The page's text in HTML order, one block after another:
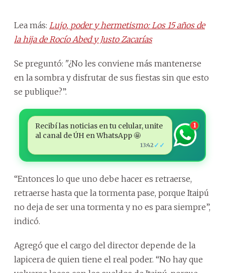
Lea más: Lujo, poder y hermetismo: Los 15 años de
la hija de Rocío Abed y Justo Zacarías
Se preguntó: "¿No les conviene más mantenerse
en la sombra y disfrutar de sus fiestas sin que esto
se publique?”.
Recibí las noticias en tu celular, unite
al canal de ÚH en WhatsApp 🤩
13:42 ✓✓
1
“Entonces lo que uno debe hacer es retraerse,
retraerse hasta que la tormenta pase, porque Itaipú
no deja de ser una tormenta y no es para siempre”,
indicó.
Agregó que el cargo del director depende de la
lapicera de quien tiene el real poder. “No hay que